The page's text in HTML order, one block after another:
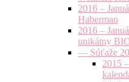
2016 –
Haberman
2016 –
unikátny
— Súťaže
2015